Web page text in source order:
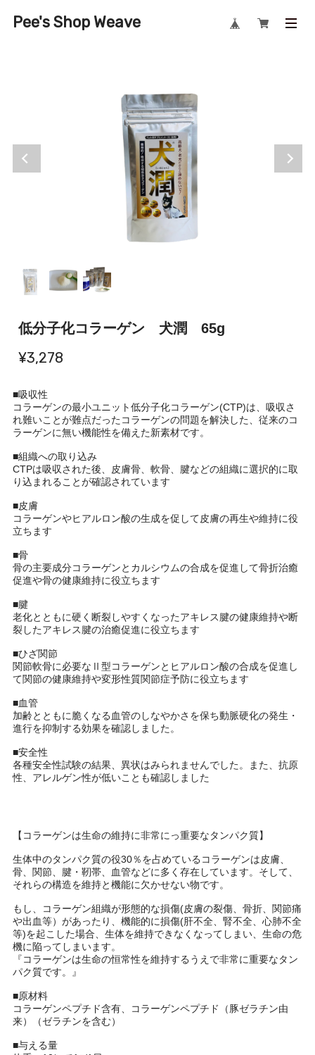
Pee's Shop Weave
低分子化コラーゲン 犬潤 65g
¥3,278
■吸収性
コラーゲンの最小ユニット低分子化コラーゲン(CTP)は、吸収さ
れ難いことが難点だったコラーゲンの問題を解決した、従来のコ
ラーゲンに無い機能性を備えた新素材です。
■組織への取り込み
CTPは吸収された後、皮膚骨、軟骨、腱などの組織に選択的に取
り込まれることが確認されています
■皮膚
コラーゲンやヒアルロン酸の生成を促して皮膚の再生や維持に役
立ちます
■骨
骨の主要成分コラーゲンとカルシウムの合成を促進して骨折治癒
促進や骨の健康維持に役立ちます
■腱
老化とともに硬く断裂しやすくなったアキレス腱の健康維持や断
裂したアキレス腱の治癒促進に役立ちます
■ひざ関節
関節軟骨に必要なⅡ型コラーゲンとヒアルロン酸の合成を促進し
て関節の健康維持や変形性質関節症予防に役立ちます
■血管
加齢とともに脆くなる血管のしなやかさを保ち動脈硬化の発生・
進行を抑制する効果を確認しました。
■安全性
各種安全性試験の結果、異状はみられませんでした。また、抗原
性、アレルゲン性が低いことも確認しました
【コラーゲンは生命の維持に非常にっ重要なタンパク質】
生体中のタンパク質の役30％を占めているコラーゲンは皮膚、
骨、関節、腱・靭帯、血管などに多く存在しています。そして、
それらの構造を維持と機能に欠かせない物です。
もし、コラーゲン組織が形態的な損傷(皮膚の裂傷、骨折、関節痛
や出血等）があったり、機能的に損傷(肝不全、腎不全、心肺不全
等)を起こした場合、生体を維持できなくなってしまい、生命の危
機に陥ってしまいます。
『コラーゲンは生命の恒常性を維持するうえで非常に重要なタン
パク質です。』
■原材料
コラーゲンペプチド含有、コラーゲンペプチド（豚ゼラチン由
来）（ゼラチンを含む）
■与える量